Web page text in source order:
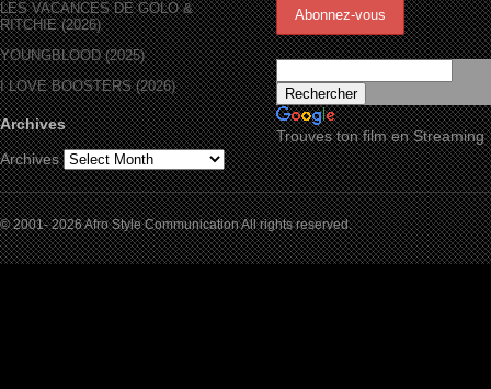
LES VACANCES DE GOLO &
RITCHIE (2026)
YOUNGBLOOD (2025)
I LOVE BOOSTERS (2026)
Archives
Archives
Trouves ton film en Streaming
© 2001- 2026 Afro Style Communication All rights reserved.